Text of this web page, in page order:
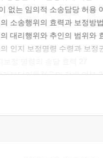
없는 임의적 소송담당 허용
소송행위의 효력과 보정방
대리행위와 추인의 범위와
인지 보정명령 수령과 보정
부당이득청구의 적법 여부
존재 확인의 소의 확인의 이
경우 확인의 이익 유무 35
재확인의 소의 적법 여부 37